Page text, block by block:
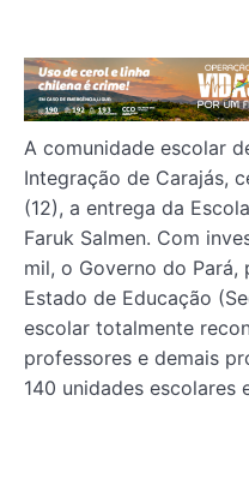
A comunidade escolar
Integração de Carajás,
(12), a entrega da
Faruk Salmen. Com
mil, o Governo do
Estado de Educação
escolar totalmente
professores e demais
140 unidades escolares